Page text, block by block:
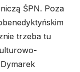
ŚPN. Poza
trzeba tu